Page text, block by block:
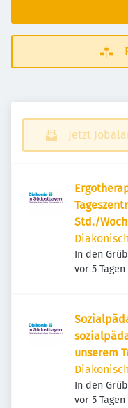
Jetzt
Std./
In den
Deutschland
vor 5 Tagen
unserem
2026 (20
In den
Deutschland
vor 5 Tagen